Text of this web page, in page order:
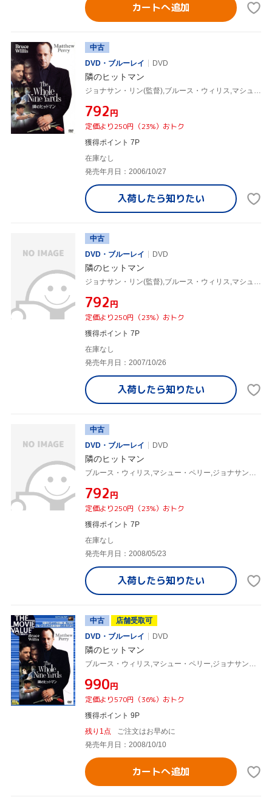
カートへ追加
中古
DVD・ブルーレイ
DVD
隣のヒットマン
ジョナサン・リン(監督),ブルース・ウィリス,マシュー・ペリー
¥792円
定価より250円（23%）おトク
獲得ポイント 7P
在庫なし
発売年月日：2006/10/27
入荷したら知りたい
中古
DVD・ブルーレイ
DVD
隣のヒットマン
ジョナサン・リン(監督),ブルース・ウィリス,マシュー・ペリー
¥792円
定価より250円（23%）おトク
獲得ポイント 7P
在庫なし
発売年月日：2007/10/26
入荷したら知りたい
中古
DVD・ブルーレイ
DVD
隣のヒットマン
ブルース・ウィリス,マシュー・ペリー,ジョナサン・リン(監督)
¥792円
定価より250円（23%）おトク
獲得ポイント 7P
在庫なし
発売年月日：2008/05/23
入荷したら知りたい
中古
店舗受取可
DVD・ブルーレイ
DVD
隣のヒットマン
ブルース・ウィリス,マシュー・ペリー,ジョナサン・リン(監督)
¥990円
定価より570円（36%）おトク
獲得ポイント 9P
残り1点
ご注文はお早めに
発売年月日：2008/10/10
カートへ追加